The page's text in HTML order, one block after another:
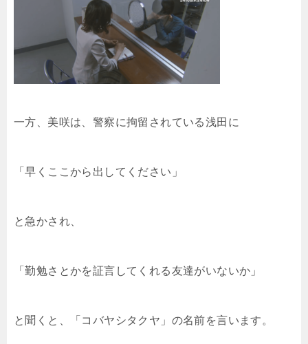
一方、美咲は、警察に拘留されている浅田に
「早くここから出してください」
と急かされ、
「勤勉さとかを証言してくれる友達がいないか」
と聞くと、「コバヤシタクヤ」の名前を言います。